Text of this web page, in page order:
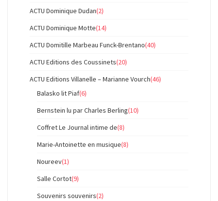
ACTU Dominique Dudan(2)
ACTU Dominique Motte(14)
ACTU Domitille Marbeau Funck-Brentano(40)
ACTU Editions des Coussinets(20)
ACTU Editions Villanelle – Marianne Vourch(46)
Balasko lit Piaf(6)
Bernstein lu par Charles Berling(10)
Coffret Le Journal intime de(8)
Marie-Antoinette en musique(8)
Noureev(1)
Salle Cortot(9)
Souvenirs souvenirs(2)